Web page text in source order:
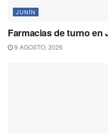
JUNÍN
Farmacias de turno en
9 AGOSTO, 2026